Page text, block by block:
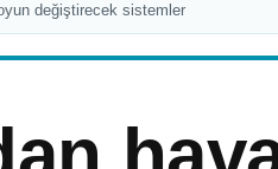
değiştirecek sistemler